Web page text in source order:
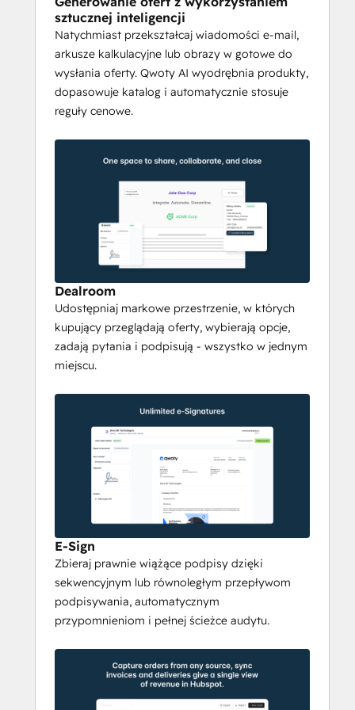
Interaktywne pokoje
transakcji i podpis
elektroniczny
Qwoty zastępuje korespondencję e-
pytania i podpisują - wszystko w jednym
miejscu. Wbudowany podpis
elektroniczny obsługuje sekwencyjne lub
równoległe przepływy pracy, automatyczne
przypomnienia i pełną ścieżkę audytu w
celu zapewnienia zgodności.
Automatyzacja od wyceny
do zamówienia
ustrukturyzowane zamówienie sprzedaży
nienaruszonymi wszystkimi danymi
dotyczącymi produktów, cen i klientów.
Śledzenie
, dostaw subskrypcji
poprawek
w czasie rzeczywistym. Brak
konieczności ręcznego wprowadzania
przekazywaniu danych między działem
sprzedaży a działem operacyjnym.
Umowy sprzedaży i
zarządzanie subskrypcjami
W przypadku złożonych relacji B2B Qwoty
umowy ramowe z
wynegocjowanymi cenami,
sztucznej inteligencji
Natychmiast przekształcaj wiadomości e-mail,
arkusze kalkulacyjne lub obrazy w gotowe do
wysłania oferty. Qwoty AI wyodrębnia produkty,
dopasowuje katalog i automatycznie stosuje
reguły cenowe.
Dealroom
Udostępniaj markowe przestrzenie, w których
kupujący przeglądają oferty, wybierają opcje,
zadają pytania i podpisują - wszystko w jednym
miejscu.
E-Sign
Zbieraj prawnie wiążące podpisy dzięki
sekwencyjnym lub równoległym przepływom
podpisywania, automatycznym
przypomnieniom i pełnej ścieżce audytu.